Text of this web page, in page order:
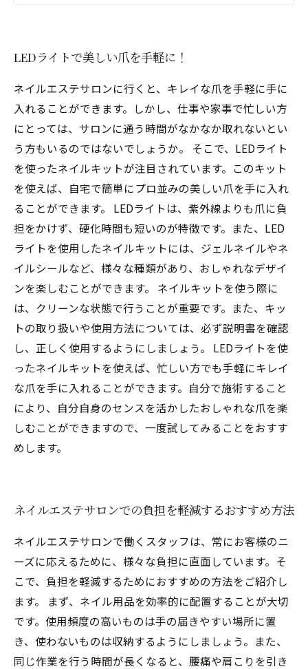
LEDライトで美しい爪を手軽に！
ネイルエステサロンに行くと、キレイな爪を手軽に手に
入れることができます。しかし、仕事や家事で忙しい方
にとっては、サロンに通う時間がなかなか取れないとい
う方もいるのではないでしょうか。 そこで、LEDライト
を使ったネイルキットが注目されています。このキット
を使えば、自宅で簡単にプロ並みの美しい爪を手に入れ
ることができます。 LEDライトは、紫外線よりも爪に負
担をかけず、硬化時間も短いのが特徴です。また、LED
ライトを使用したネイルキットには、ジェルネイルやネ
イルシールなど、様々な種類があり、おしゃれなデザイ
ンを楽しむことができます。 ネイルキットを使う際に
は、クリーンな状態で行うことが重要です。また、キッ
トの取り扱いや使用方法については、必ず説明書を確認
し、正しく使用するようにしましょう。 LEDライトを使
ったネイルキットを使えば、忙しい方でも手軽にキレイ
な爪を手に入れることができます。自分で施術すること
により、自分自身のセンスを活かしたおしゃれな爪を楽
しむことができますので、一度試してみることをおすす
めします。
ネイルエステサロンでの負担を軽減するおすすめ方法
ネイルエステサロンで働くスタッフは、常にお客様のニ
ーズに応えるために、様々な負担に直面しています。そ
こで、負担を軽減するためにおすすめの方法をご紹介し
ます。 まず、ネイル用品を効率的に配置することが大切
です。使用頻度の高いものは手の届きやすい場所に置
き、使わないものは収納するようにしましょう。また、
同じ作業を行う時間が長くなると、腰痛や肩こりを引き